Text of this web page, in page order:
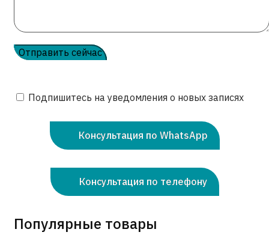
Подпишитесь на уведомления о новых записях
Консультация по WhatsApp
Консультация по телефону
Популярные товары